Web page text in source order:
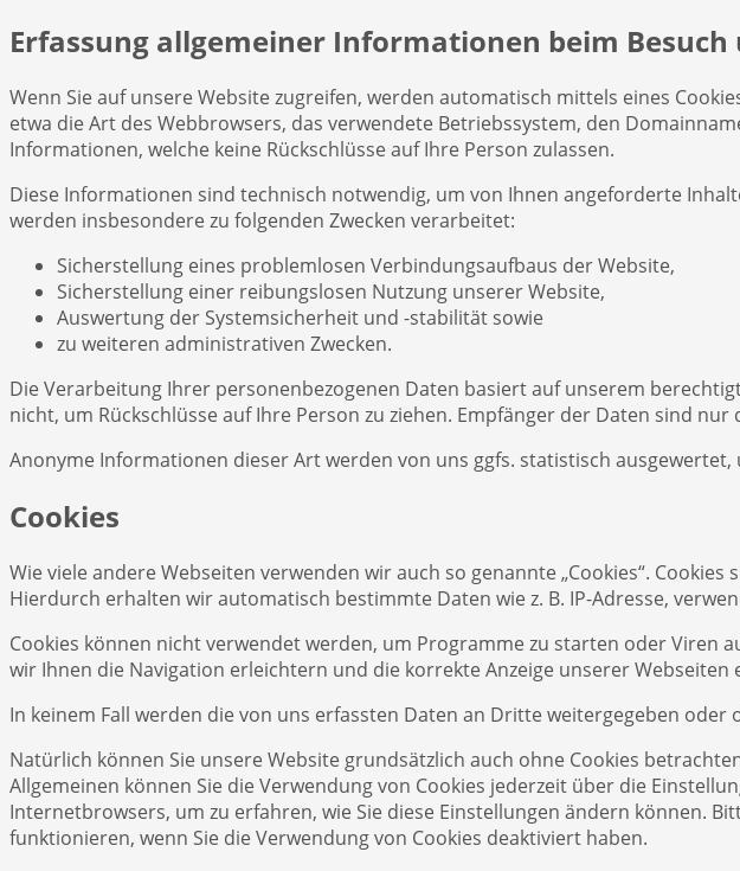
Erfassung allgemeiner Informationen beim Besuch
Wenn Sie auf unsere Website zugreifen, werden automatisch mittels eines
etwa die Art des Webbrowsers, das verwendete Betriebssystem, den
Informationen, welche keine Rückschlüsse auf Ihre Person zulassen.
Diese Informationen sind technisch notwendig, um von Ihnen angeforderte
werden insbesondere zu folgenden Zwecken verarbeitet:
Sicherstellung eines problemlosen Verbindungsaufbaus der Website,
Sicherstellung einer reibungslosen Nutzung unserer Website,
Auswertung der Systemsicherheit und -stabilität sowie
zu weiteren administrativen Zwecken.
Die Verarbeitung Ihrer personenbezogenen Daten basiert auf unserem
nicht, um Rückschlüsse auf Ihre Person zu ziehen. Empfänger der Daten sind
Anonyme Informationen dieser Art werden von uns ggfs. statistisch
Cookies
Wie viele andere Webseiten verwenden wir auch so genannte „Cookies“.
Hierdurch erhalten wir automatisch bestimmte Daten wie z. B. IP-Adresse,
Cookies können nicht verwendet werden, um Programme zu starten oder
wir Ihnen die Navigation erleichtern und die korrekte Anzeige unserer Webseiten
In keinem Fall werden die von uns erfassten Daten an Dritte weitergegeben
Natürlich können Sie unsere Website grundsätzlich auch ohne Cookies
Allgemeinen können Sie die Verwendung von Cookies jederzeit über die
Internetbrowsers, um zu erfahren, wie Sie diese Einstellungen ändern können.
funktionieren, wenn Sie die Verwendung von Cookies deaktiviert haben.